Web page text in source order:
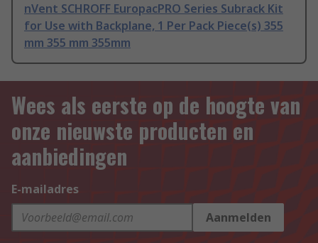
nVent SCHROFF EuropacPRO Series Subrack Kit
for Use with Backplane, 1 Per Pack Piece(s) 355
mm 355 mm 355mm
Wees als eerste op de hoogte van
onze nieuwste producten en
aanbiedingen
E-mailadres
Aanmelden